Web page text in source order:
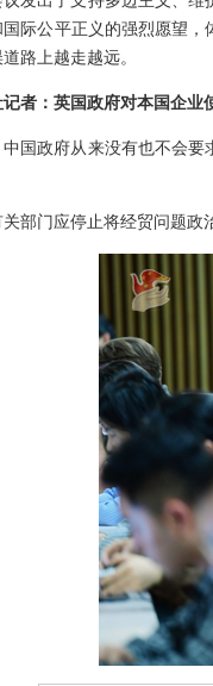
国际公平正义的强烈愿望
路上越走越远。
者：英国政府对本国企业
中国政府从来没有也不会要
部门应停止将经贸问题政